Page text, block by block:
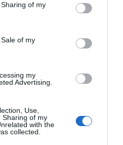
of my
of my
my
Advertising.
Use,
Sharing of my
with the
collected.
19 COVID19
DOTSOFT
Innovation